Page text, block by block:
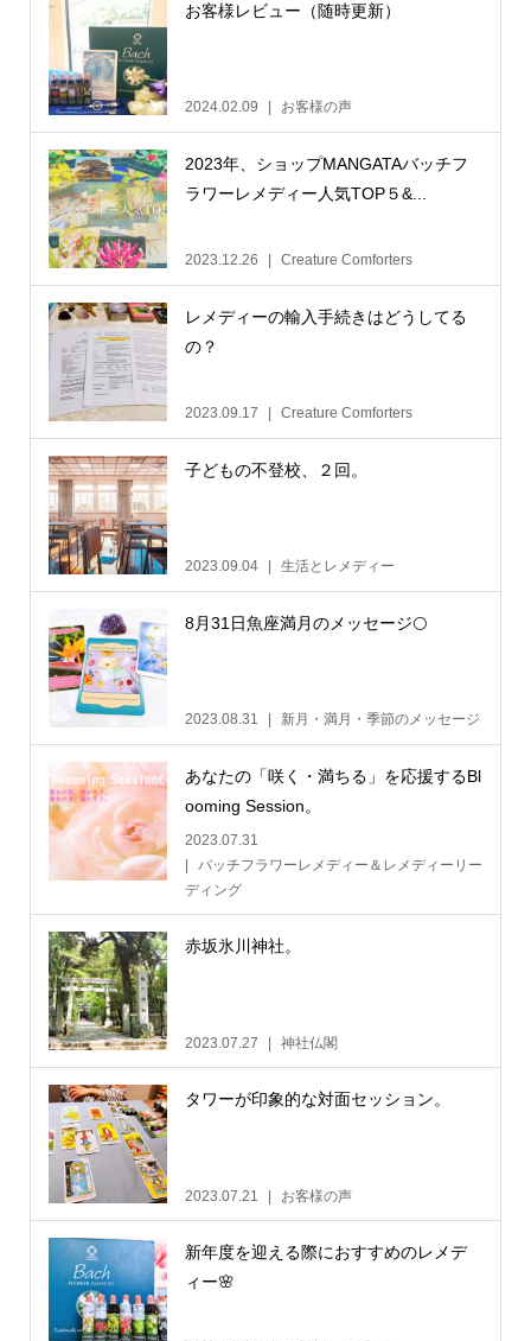
お客様レビュー（随時更新）
2024.02.09 お客様の声
2023年、ショップMANGATAバッチフ
ラワーレメディー人気TOP５&...
2023.12.26 Creature Comforters
レメディーの輸入手続きはどうしてる
の？
2023.09.17 Creature Comforters
子どもの不登校、２回。
2023.09.04 生活とレメディー
8月31日魚座満月のメッセージ🌕
2023.08.31 新月・満月・季節のメッセージ
あなたの「咲く・満ちる」を応援するBl
ooming Session。
2023.07.31
バッチフラワーレメディー＆レメディーリー
ディング
赤坂氷川神社。
2023.07.27 神社仏閣
タワーが印象的な対面セッション。
2023.07.21 お客様の声
新年度を迎える際におすすめのレメデ
ィー🌸